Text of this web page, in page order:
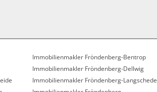
Immobilienmakler Fröndenberg-Bentrop
Immobilienmakler Fröndenberg-Dellwig
Immobilienmakler Fröndenberg-Langschede